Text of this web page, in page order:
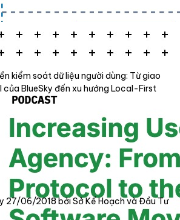
kiểm soát dữ liệu người dùng: Từ giao
BlueSky đến xu hướng Local-First
27/06/2018 bởi Sở Kế Hoạch và Đầu Tư